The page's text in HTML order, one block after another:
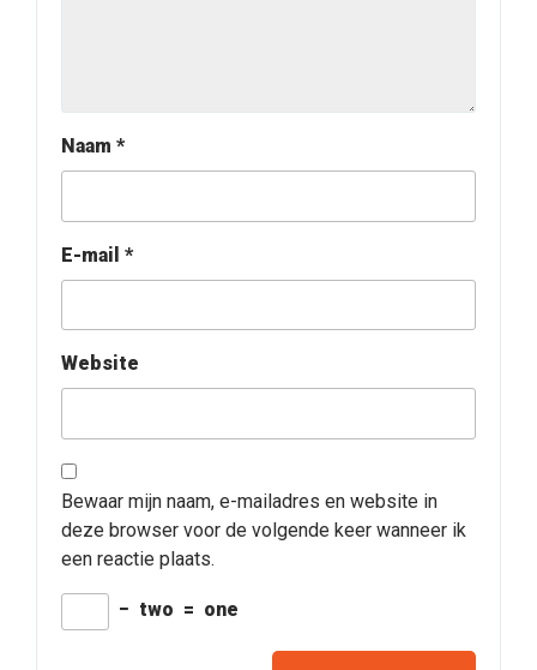
Naam *
E-mail *
Website
Bewaar mijn naam, e-mailadres en website in
deze browser voor de volgende keer wanneer ik
een reactie plaats.
− two = one